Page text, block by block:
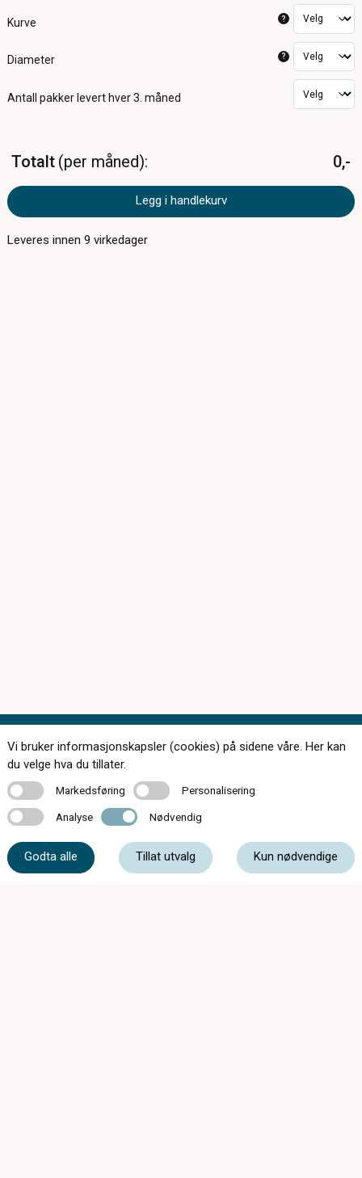
Kurve ?
Diameter ?
Antall pakker levert hver 3. måned
Totalt per måned 0,-
Legg i handlekurv
Leveres innen9 virkedager
Kontakt oss
Vi bruker informasjonskapsler (cookies) på sidene våre. Her kan
du velge hva du tillater.
MarkedsføringMarkedsføring PersonaliseringPersonalisering
Analyse Analyse Nødvendig Nødvendig
Godta alle Tillat utvalg Kun nødvendige